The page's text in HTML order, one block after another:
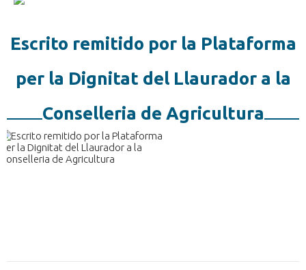
Escrito remitido por la Plataforma
per la Dignitat del Llaurador a la
Conselleria de Agricultura